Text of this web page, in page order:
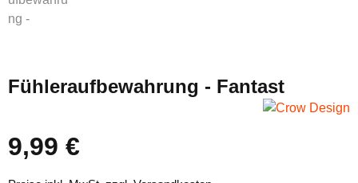
Fühleraufbewahrung - Fantast
Regulärer Preis:
9,99 €